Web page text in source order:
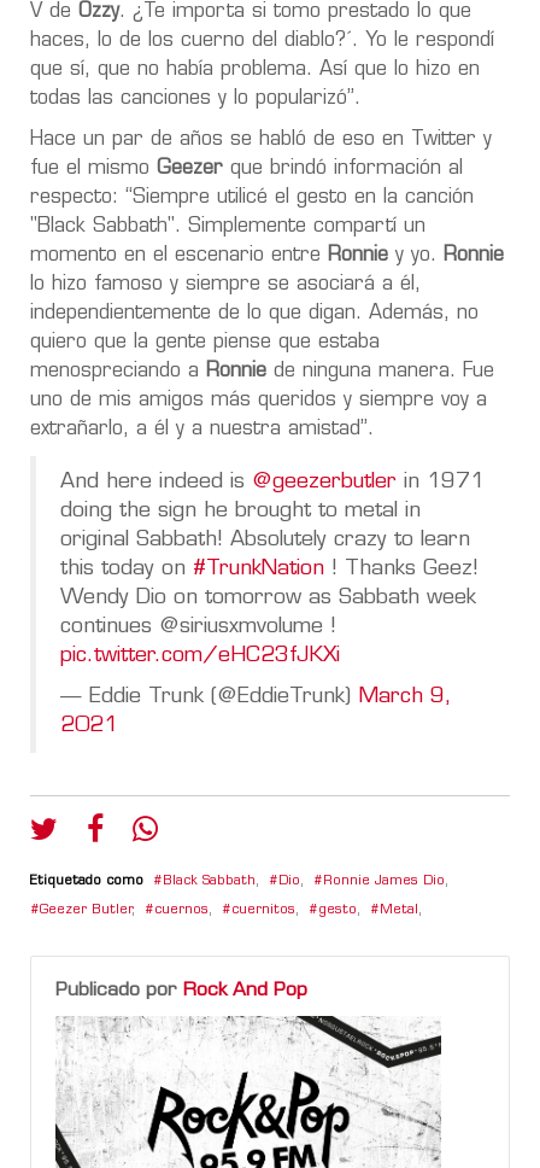
V de Ozzy. ¿Te importa si tomo prestado lo que
haces, lo de los cuerno del diablo?´. Yo le respondí
que sí, que no había problema. Así que lo hizo en
todas las canciones y lo popularizó”.
Hace un par de años se habló de eso en Twitter y
fue el mismo Geezer que brindó información al
respecto: “Siempre utilicé el gesto en la canción
"Black Sabbath". Simplemente compartí un
momento en el escenario entre Ronnie y yo.
Ronnie
lo hizo famoso y siempre se asociará a él,
independientemente de lo que digan. Además, no
quiero que la gente piense que estaba
menospreciando a Ronnie de ninguna manera. Fue
uno de mis amigos más queridos y siempre voy a
extrañarlo, a él y a nuestra amistad”.
And here indeed is @geezerbutler in 1971
doing the sign he brought to metal in
original Sabbath! Absolutely crazy to learn
this today on #TrunkNation ! Thanks Geez!
Wendy Dio on tomorrow as Sabbath week
continues @siriusxmvolume !
pic.twitter.com/eHC23fJKXi
— Eddie Trunk (@EddieTrunk)
March 9,
2021
Etiquetado como Black Sabbath, Dio, Ronnie James Dio,
Geezer Butler, cuernos, cuernitos, gesto, Metal ,
Publicado por Rock And Pop